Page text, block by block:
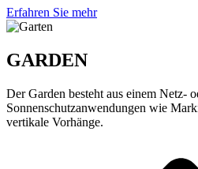
Erfahren Sie mehr
GARDEN
Der Garden besteht aus einem Netz-
Sonnenschutzanwendungen wie
vertikale Vorhänge.